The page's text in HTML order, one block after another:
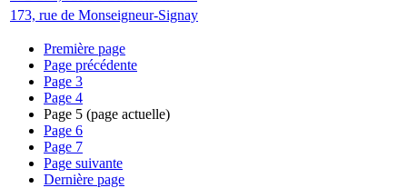
173, rue de Monseigneur-Signay
Première page
Page précédente
Page 3
Page 4
Page 5 (page actuelle)
Page 6
Page 7
Page suivante
Dernière page